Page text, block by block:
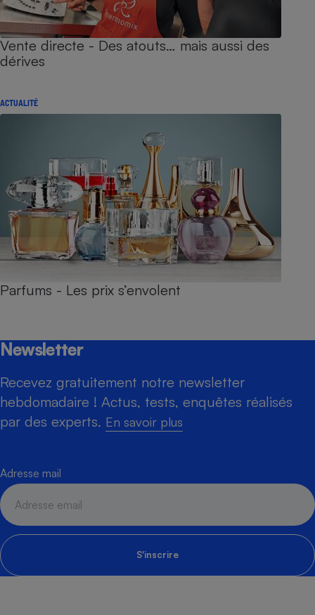
Vente directe - Des atouts… mais aussi des
dérives
ACTUALITÉ
Parfums - Les prix s’envolent
Newsletter
Recevez gratuitement notre newsletter
hebdomadaire ! Actus, tests, enquêtes réalisés
par des experts. En savoir plus
Adresse mail
S'inscrire